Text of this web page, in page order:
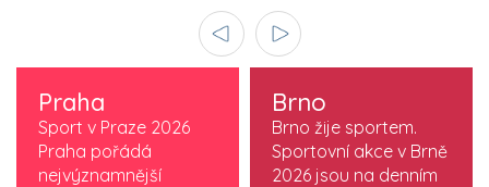
Praha
Sport v Praze 2026
Praha pořádá
nejvýznamnější
Brno
Brno žije sportem.
Sportovní akce v Brně
2026 jsou na denním